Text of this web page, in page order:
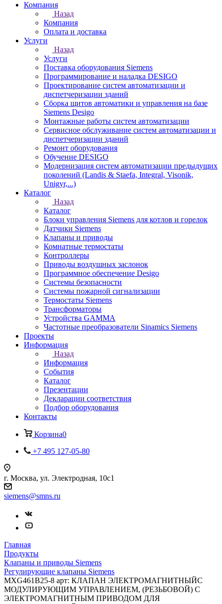
Компания
Назад
Компания
Оплата и доставка
Услуги
Назад
Услуги
Поставка оборудования Siemens
Программирование и наладка DESIGO
Проектирование систем автоматизации и
диспетчеризации зданий
Сборка щитов автоматики и управления на базе
Siemens Desigo
Монтажные работы систем автоматизации
Сервисное обслуживание систем автоматизации и
диспетчеризации зданий
Ремонт оборудования
Обучение DESIGO
Модернизация систем автоматизации предыдущих
поколений (Landis & Staefa, Integral, Visonik,
Unigyr,...)
Каталог
Назад
Каталог
Блоки управления Siemens для котлов и горелок
Датчики Siemens
Клапаны и приводы
Комнатные термостаты
Контроллеры
Приводы воздушных заслонок
Программное обеспечение Desigo
Системы безопасности
Системы пожарной сигнализации
Термостаты Siemens
Трансформаторы
Устройства GAMMA
Частотные преобразователи Sinamics Siemens
Проекты
Информация
Назад
Информация
События
Каталог
Презентации
Декларации соответствия
Подбор оборудования
Контакты
Корзина0
+7 495 127-05-80
г. Москва, ул. Электродная, 10с1
siemens@smns.ru
Главная
Продукты
Клапаны и приводы Siemens
Регулирующие клапаны Siemens
MXG461B25-8 арт: КЛАПАН ЭЛЕКТРОМАГНИТНЫЙС
МОДУЛИРУЮЩИМ УПРАВЛЕНИЕМ, (РЕЗЬБОВОЙ) С
ЭЛЕКТРОМАГНИТНЫМ ПРИВОДОМ ДЛЯ